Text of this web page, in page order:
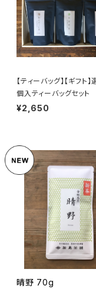
【ティーバッグ】【ギフト
個入ティーバッグセット
¥2,650
晴野 70g